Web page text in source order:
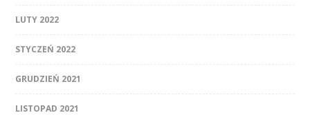
LUTY 2022
STYCZEŃ 2022
GRUDZIEŃ 2021
LISTOPAD 2021